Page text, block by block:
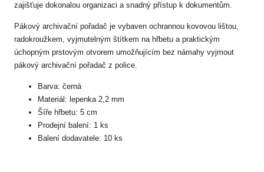
zajišťuje dokonalou organizaci a snadný přístup k dokumentům.
Pákový archivační pořadač je vybaven ochrannou kovovou lištou,
radokroužkem, vyjmutelným štítkem na hřbetu a praktickým
úchopným prstovým otvorem umožňujícím bez námahy vyjmout
pákový archivační pořadač z police.
Barva: černá
Materiál: lepenka 2,2 mm
Šíře hřbetu: 5 cm
Prodejní balení: 1 ks
Balení dodavatele: 10 ks